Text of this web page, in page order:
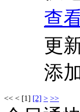
查
更
添
<< < [1] [2] > >>